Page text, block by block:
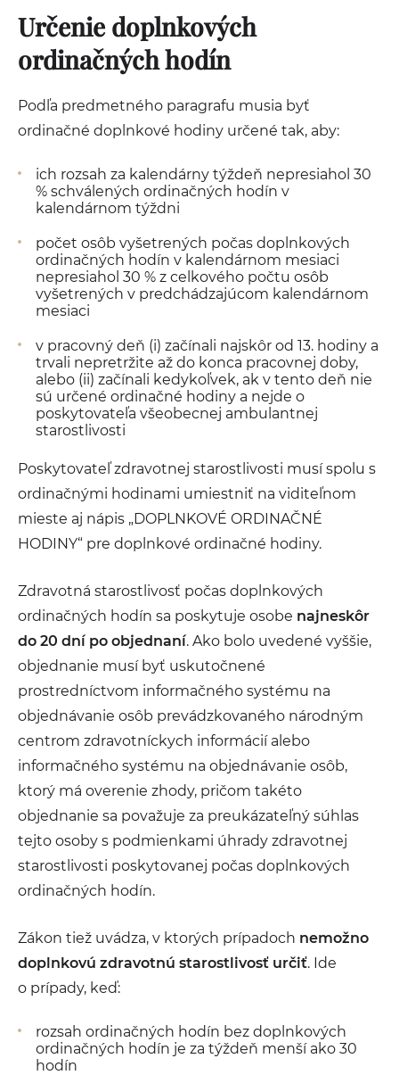
Určenie doplnkových
ordinačných hodín
Podľa predmetného paragrafu musia byť
ordinačné doplnkové hodiny určené tak, aby:
ich rozsah za kalendárny týždeň nepresiahol 30
% schválených ordinačných hodín v
kalendárnom týždni
počet osôb vyšetrených počas doplnkových
ordinačných hodín v kalendárnom mesiaci
nepresiahol 30 % z celkového počtu osôb
vyšetrených v predchádzajúcom kalendárnom
mesiaci
v pracovný deň (i) začínali najskôr od 13. hodiny a
trvali nepretržite až do konca pracovnej doby,
alebo (ii) začínali kedykoľvek, ak v tento deň nie
sú určené ordinačné hodiny a nejde o
poskytovateľa všeobecnej ambulantnej
starostlivosti
Poskytovateľ zdravotnej starostlivosti musí spolu s
ordinačnými hodinami umiestniť na viditeľnom
mieste aj nápis „DOPLNKOVÉ ORDINAČNÉ
HODINY“ pre doplnkové ordinačné hodiny.
Zdravotná starostlivosť počas doplnkových
ordinačných hodín sa poskytuje osobe najneskôr
do 20 dní po objednaní. Ako bolo uvedené vyššie,
objednanie musí byť uskutočnené
prostredníctvom informačného systému na
objednávanie osôb prevádzkovaného národným
centrom zdravotníckych informácií alebo
informačného systému na objednávanie osôb,
ktorý má overenie zhody, pričom takéto
objednanie sa považuje za preukázateľný súhlas
tejto osoby s podmienkami úhrady zdravotnej
starostlivosti poskytovanej počas doplnkových
ordinačných hodín.
Zákon tiež uvádza, v ktorých prípadoch nemožno
doplnkovú zdravotnú starostlivosť určiť. Ide
o prípady, keď:
rozsah ordinačných hodín bez doplnkových
ordinačných hodín je za týždeň menší ako 30
hodín